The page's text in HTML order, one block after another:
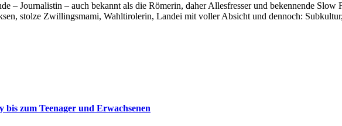
– Journalistin – auch bekannt als die Römerin, daher Allesfresser und bekennende
stolze Zwillingsmami, Wahltirolerin, Landei mit voller Absicht und dennoch:
zum Teenager und Erwachsenen